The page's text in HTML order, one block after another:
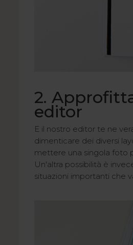
2.
editor
E il nostro editor te ne
dimenticare dei diversi
mettere una singola foto
Un'altra possibilità è
situazioni importanti che